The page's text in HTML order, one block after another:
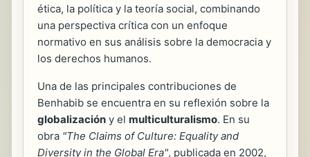
ética, la política y la teoría social, combinando
una perspectiva crítica con un enfoque
normativo en sus análisis sobre la democracia y
los derechos humanos.
Una de las principales contribuciones de
Benhabib se encuentra en su reflexión sobre la
globalización y el multiculturalismo. En su
obra "The Claims of Culture: Equality and
Diversity in the Global Era", publicada en 2002,